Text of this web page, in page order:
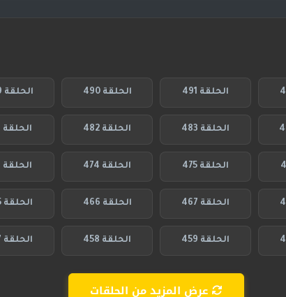
الحلقة 491 الحلقة 490 الحلقة 489
الحلقة 483 الحلقة 482 الحلقة 481
الحلقة 475 الحلقة 474 الحلقة 473
الحلقة 467 الحلقة 466 الحلقة 465
الحلقة 459 الحلقة 458 الحلقة 457
عرض المزيد من الحلقات